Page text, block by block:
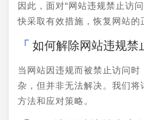
因此，面对“网站违规禁止访
快采取有效措施，恢复网站的
如何解除网站违规禁
当网站因违规而被禁止访问时
杂，但并非无法解决。我们
方法和应对策略。